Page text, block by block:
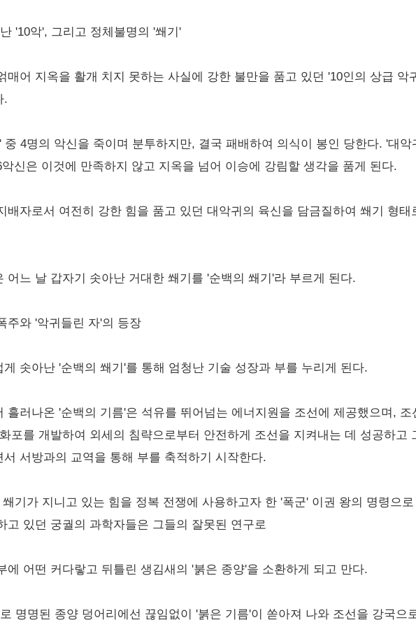
'10악', 그리고 정체불명의 '쐐기'
매어 지옥을 활개 치지 못하는 사실에 강한 불만을 품고 있던 '10인의 상급 악
.
중 4명의 악신을 죽이며 분투하지만, 결국 패배하여 의식이 봉인 당한다. '대
신은 이것에 만족하지 않고 지옥을 넘어 이승에 강림할 생각을 품게 된다.
배자로서 여전히 강한 힘을 품고 있던 대악귀의 육신을 담금질하여 쐐기 형
어느 날 갑자기 솟아난 거대한 쐐기를 '순백의 쐐기'라 부르게 된다.
주와 '악귀들린 자'의 등장
게 솟아난 '순백의 쐐기'를 통해 엄청난 기술 성장과 부를 누리게 된다.
흘러나온 '순백의 기름'은 석유를 뛰어넘는 에너지원을 조선에 제공했으며,
포를 개발하여 외세의 침략으로부터 안전하게 조선을 지켜내는 데 성공하고
서 서방과의 교역을 통해 부를 축적하기 시작한다.
기가 지니고 있는 힘을 정복 전쟁에 사용하고자 한 '폭군' 이권 왕의 명령으
고 있던 궁궐의 과학자들은 그들의 잘못된 연구로
에 어떤 커다랗고 뒤틀린 생김새의 '붉은 종양'을 소환하게 되고 만다.
명명된 종양 덩어리에선 끊임없이 '붉은 기름'이 쏟아져 나와 조선을 강국으